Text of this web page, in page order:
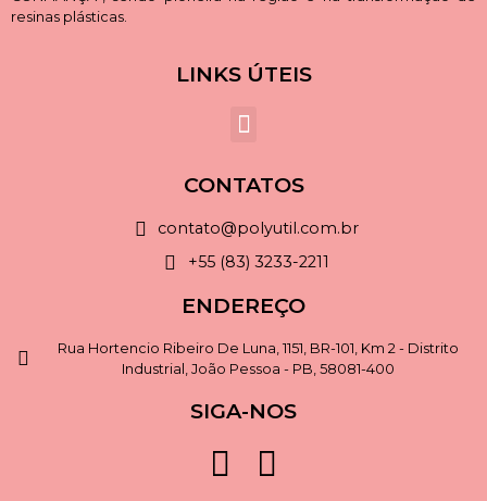
resinas plásticas.
LINKS ÚTEIS
CONTATOS
contato@polyutil.com.br
+55 (83) 3233-2211
ENDEREÇO
Rua Hortencio Ribeiro De Luna, 1151, BR-101, Km 2 - Distrito
Industrial, João Pessoa - PB, 58081-400
SIGA-NOS